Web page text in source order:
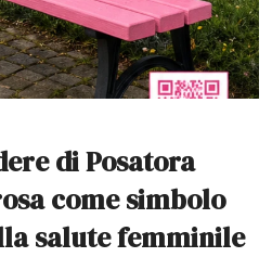
di Posatora
come simbolo
salute femminile